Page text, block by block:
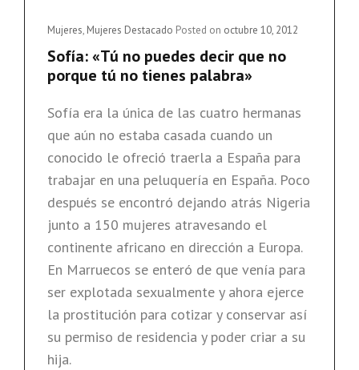
Cat
Links
Mujeres, Mujeres Destacado Posted on octubre 10, 2012
Sofía: «Tú no puedes decir que no
porque tú no tienes palabra»
Sofía era la única de las cuatro hermanas
que aún no estaba casada cuando un
conocido le ofreció traerla a España para
trabajar en una peluquería en España. Poco
después se encontró dejando atrás Nigeria
junto a 150 mujeres atravesando el
continente africano en dirección a Europa.
En Marruecos se enteró de que venía para
ser explotada sexualmente y ahora ejerce
la prostitución para cotizar y conservar así
su permiso de residencia y poder criar a su
hija.